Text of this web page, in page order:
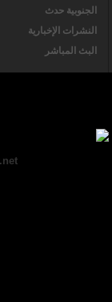
الجنوبية حدث
النشرات الإخبارية
البث المباشر